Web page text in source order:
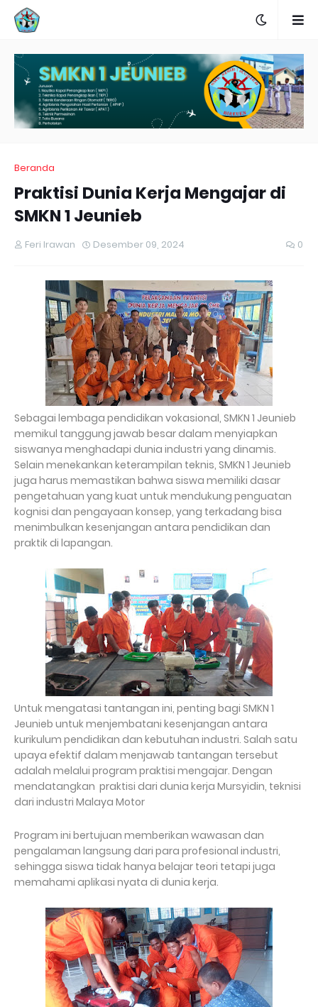
Beranda
Praktisi Dunia Kerja Mengajar di
SMKN 1 Jeunieb
Feri Irawan Desember 09, 2024 0
Sebagai lembaga pendidikan vokasional, SMKN 1 Jeunieb
memikul tanggung jawab besar dalam menyiapkan
siswanya menghadapi dunia industri yang dinamis.
Selain menekankan keterampilan teknis, SMKN 1 Jeunieb
juga harus memastikan bahwa siswa memiliki dasar
pengetahuan yang kuat untuk mendukung penguatan
kognisi dan pengayaan konsep, yang terkadang bisa
menimbulkan kesenjangan antara pendidikan dan
praktik di lapangan.
Untuk mengatasi tantangan ini, penting bagi SMKN 1
Jeunieb untuk menjembatani kesenjangan antara
kurikulum pendidikan dan kebutuhan industri. Salah satu
upaya efektif dalam menjawab tantangan tersebut
adalah melalui program praktisi mengajar. Dengan
mendatangkan praktisi dari dunia kerja Mursyidin, teknisi
dari industri Malaya Motor
Program ini bertujuan memberikan wawasan dan
pengalaman langsung dari para profesional industri,
sehingga siswa tidak hanya belajar teori tetapi juga
memahami aplikasi nyata di dunia kerja.